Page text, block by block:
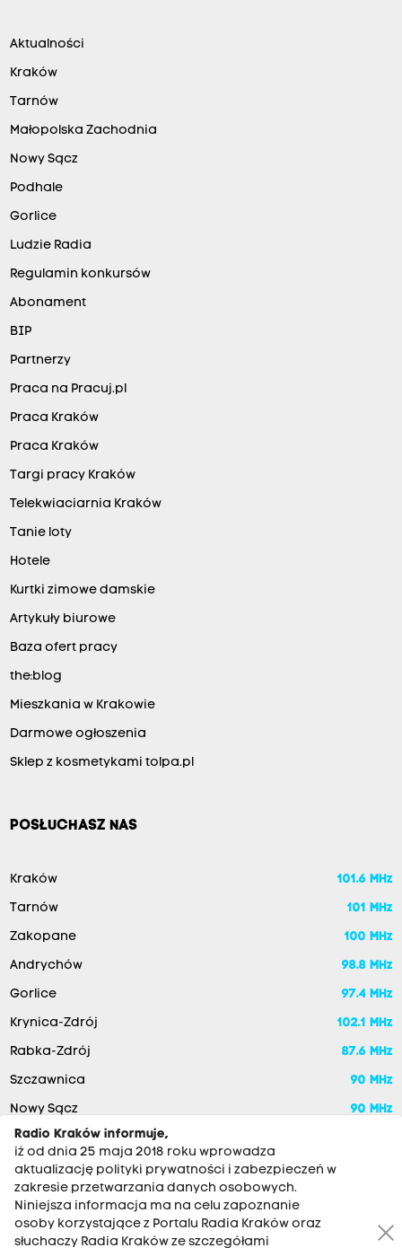
Aktualności
Kraków
Tarnów
Małopolska Zachodnia
Nowy Sącz
Podhale
Gorlice
Ludzie Radia
Regulamin konkursów
Abonament
BIP
Partnerzy
Praca na Pracuj.pl
Praca Kraków
Praca Kraków
Targi pracy Kraków
Telekwiaciarnia Kraków
Tanie loty
Hotele
Kurtki zimowe damskie
Artykuły biurowe
Baza ofert pracy
the:blog
Mieszkania w Krakowie
Darmowe ogłoszenia
Sklep z kosmetykami tolpa.pl
POSŁUCHASZ NAS
Kraków 101.6 MHz
Tarnów 101 MHz
Zakopane 100 MHz
Andrychów 98.8 MHz
Gorlice 97.4 MHz
Krynica-Zdrój 102.1 MHz
Rabka-Zdrój 87.6 MHz
Szczawnica 90 MHz
Nowy Sącz
90 MHz
Radio Kraków informuje,
iż od dnia 25 maja 2018 roku wprowadza
aktualizację polityki prywatności i zabezpieczeń w
zakresie przetwarzania danych osobowych.
Niniejsza informacja ma na celu zapoznanie
osoby korzystające z Portalu Radia Kraków oraz
słuchaczy Radia Kraków ze szczegółami